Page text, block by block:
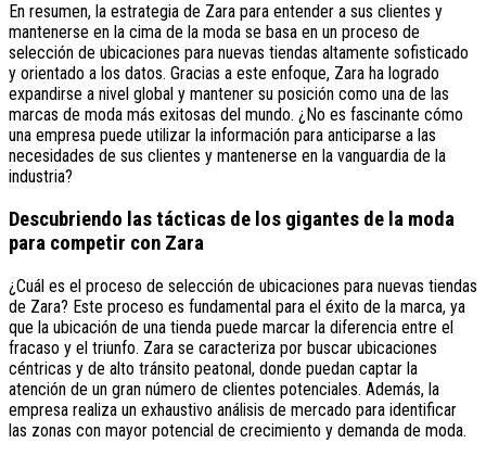
En resumen, la estrategia de Zara para entender a sus clientes y
mantenerse en la cima de la moda se basa en un proceso de
selección de ubicaciones para nuevas tiendas altamente sofisticado
y orientado a los datos. Gracias a este enfoque, Zara ha logrado
expandirse a nivel global y mantener su posición como una de las
marcas de moda más exitosas del mundo. ¿No es fascinante cómo
una empresa puede utilizar la información para anticiparse a las
necesidades de sus clientes y mantenerse en la vanguardia de la
industria?
Descubriendo las tácticas de los gigantes de la moda
para competir con Zara
¿Cuál es el proceso de selección de ubicaciones para nuevas tiendas
de Zara? Este proceso es fundamental para el éxito de la marca, ya
que la ubicación de una tienda puede marcar la diferencia entre el
fracaso y el triunfo. Zara se caracteriza por buscar ubicaciones
céntricas y de alto tránsito peatonal, donde puedan captar la
atención de un gran número de clientes potenciales. Además, la
empresa realiza un exhaustivo análisis de mercado para identificar
las zonas con mayor potencial de crecimiento y demanda de moda.